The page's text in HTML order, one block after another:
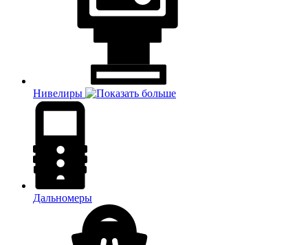
Нивелиры
Дальномеры